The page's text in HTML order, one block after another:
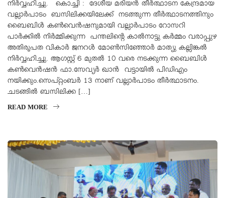
നിർവ്വഹിച്ചു. കൊച്ചി : ദേശീയ മരിയൻ തീർത്ഥാടന കേന്ദ്രമായ
വല്ലാർപാടം ബസിലിക്കയിലേക്ക് നടത്തുന്ന തീർത്ഥാടനത്തിനും
ബൈബിൾ കൺവെൻഷനുമായി വല്ലാർപാടം റോസറി
പാർക്കിൽ നിർമ്മിക്കുന്ന പന്തലിന്റെ കാൽനാട്ടു കർമ്മം വരാപ്പുഴ
അതിരൂപത വികാർ ജനറൾ മോൺസിഞ്ഞോർ മാത്യു കല്ലിങ്കൽ
നിർവ്വഹിച്ചു. ആഗസ്റ്റ് 6 മുതൽ 10 വരെ നടക്കുന്ന ബൈബിൾ
കൺവെൻഷൻ ഫാ.സേവ്യർ ഖാൻ വട്ടായിൽ പിഡിഎം
നയിക്കും.സെപ്റ്റംബർ 13 നാണ് വല്ലാർപാടം തീർത്ഥാടനം.
ചടങ്ങിൽ ബസിലിക്ക […]
READ MORE